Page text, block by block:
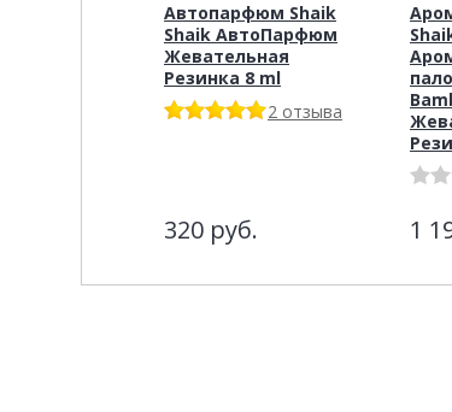
Автопарфюм Shaik
Shaik АвтоПарфюм
Жевательная
Резинка 8 ml
2 отзыва
320 руб. 1